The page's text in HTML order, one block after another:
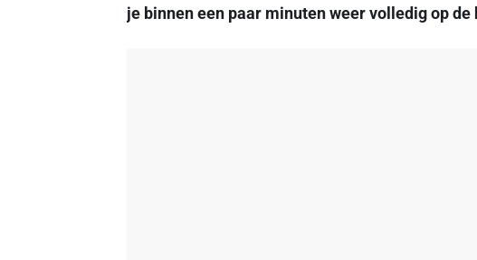
je binnen een paar minuten weer volledig op